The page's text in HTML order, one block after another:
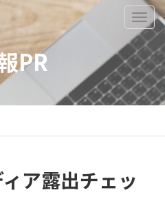
PR
ア露出チェッ